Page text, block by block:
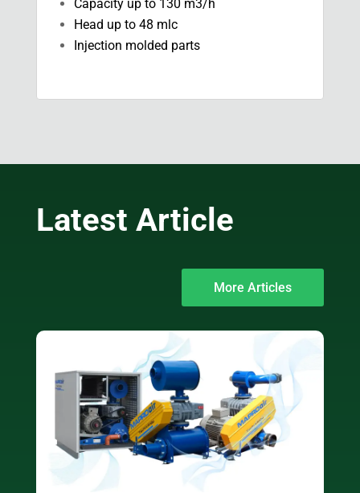
Capacity up to 130 m3/h
Head up to 48 mlc
Injection molded parts
Latest Article
More Articles